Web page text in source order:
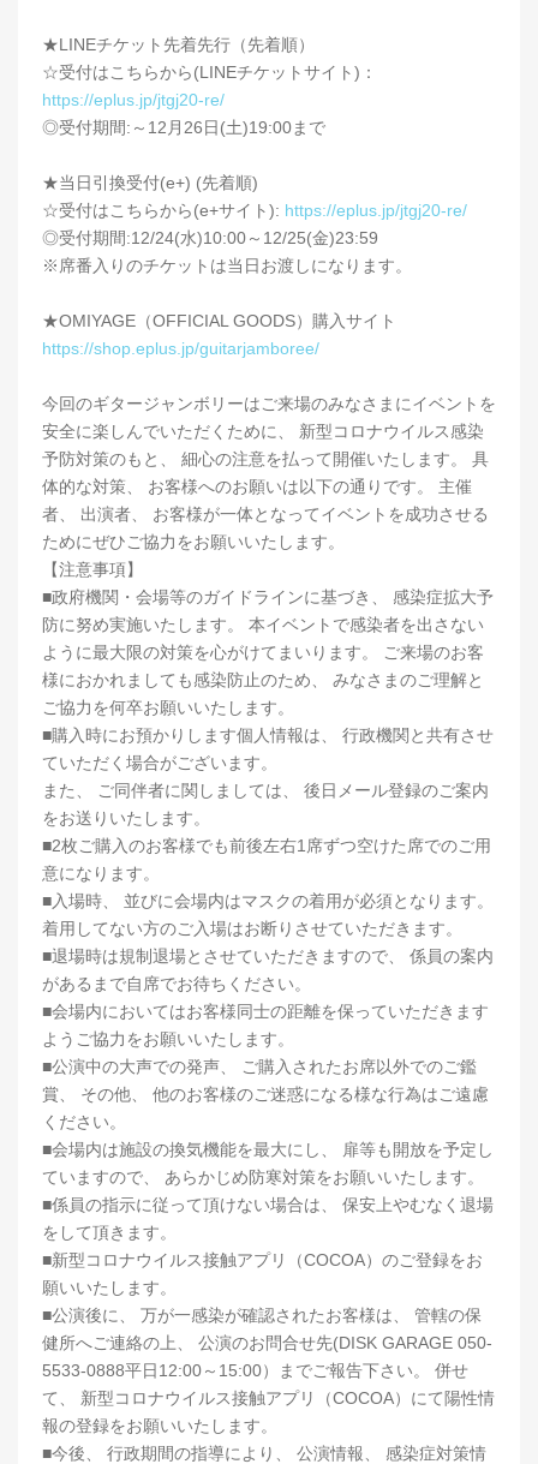
★LINEチケット先着先行（先着順）
☆受付はこちらから(LINEチケットサイト)：
https://eplus.jp/jtgj20-re/
◎受付期間:～12月26日(土)19:00まで
★当日引換受付(e+) (先着順)
☆受付はこちらから(e+サイト): https://eplus.jp/jtgj20-re/
◎受付期間:12/24(水)10:00～12/25(金)23:59
※席番入りのチケットは当日お渡しになります。
★OMIYAGE（OFFICIAL GOODS）購入サイト
https://shop.eplus.jp/guitarjamboree/
今回のギタージャンボリーはご来場のみなさまにイベントを
安全に楽しんでいただくために、 新型コロナウイルス感染
予防対策のもと、 細心の注意を払って開催いたします。 具
体的な対策、 お客様へのお願いは以下の通りです。 主催
者、 出演者、 お客様が一体となってイベントを成功させる
ためにぜひご協力をお願いいたします。
【注意事項】
■政府機関・会場等のガイドラインに基づき、 感染症拡大予
防に努め実施いたします。 本イベントで感染者を出さない
ように最大限の対策を心がけてまいります。 ご来場のお客
様におかれましても感染防止のため、 みなさまのご理解と
ご協力を何卒お願いいたします。
■購入時にお預かりします個人情報は、 行政機関と共有させ
ていただく場合がございます。
また、 ご同伴者に関しましては、 後日メール登録のご案内
をお送りいたします。
■2枚ご購入のお客様でも前後左右1席ずつ空けた席でのご用
意になります。
■入場時、 並びに会場内はマスクの着用が必須となります。
着用してない方のご入場はお断りさせていただきます。
■退場時は規制退場とさせていただきますので、 係員の案内
があるまで自席でお待ちください。
■会場内においてはお客様同士の距離を保っていただきます
ようご協力をお願いいたします。
■公演中の大声での発声、 ご購入されたお席以外でのご鑑
賞、 その他、 他のお客様のご迷惑になる様な行為はご遠慮
ください。
■会場内は施設の換気機能を最大にし、 扉等も開放を予定し
ていますので、 あらかじめ防寒対策をお願いいたします。
■係員の指示に従って頂けない場合は、 保安上やむなく退場
をして頂きます。
■新型コロナウイルス接触アプリ（COCOA）のご登録をお
願いいたします。
■公演後に、 万が一感染が確認されたお客様は、 管轄の保
健所へご連絡の上、 公演のお問合せ先(DISK GARAGE 050-
5533-0888平日12:00～15:00）までご報告下さい。 併せ
て、 新型コロナウイルス接触アプリ（COCOA）にて陽性情
報の登録をお願いいたします。
■今後、 行政期間の指導により、 公演情報、 感染症対策情